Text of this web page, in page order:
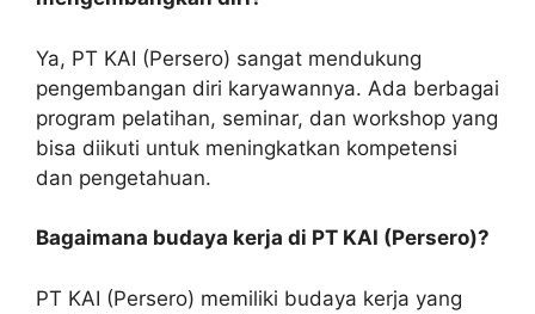
Ya, PT KAI (Persero) sangat mendukung
pengembangan diri karyawannya. Ada berbagai
program pelatihan, seminar, dan workshop yang
bisa diikuti untuk meningkatkan kompetensi
dan pengetahuan.
Bagaimana budaya kerja di PT KAI (Persero)?
PT KAI (Persero) memiliki budaya kerja yang